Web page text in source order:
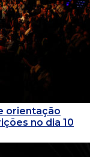
orientação
no dia 10